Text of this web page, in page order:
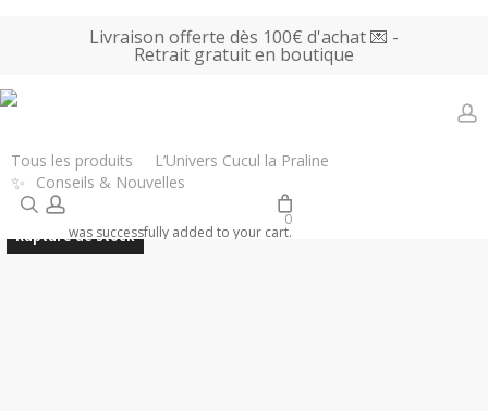
content
Livraison offerte dès 100€ d'achat 💌 -
Retrait gratuit en boutique
Tous les produits L’Univers Cucul la Praline
✨ Conseils & Nouvelles
searchaccount
0
was successfully added to your cart.
Accueil Tous les produits Vaisselle
Que Rico – Assiette à Dessert
Céramique Diego – Bon app
Rupture de stock